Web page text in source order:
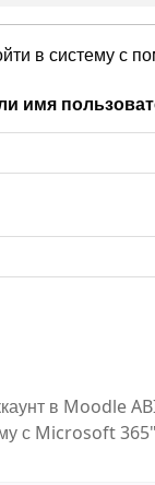
в систему с
имя
в Moodle
с Microsoft